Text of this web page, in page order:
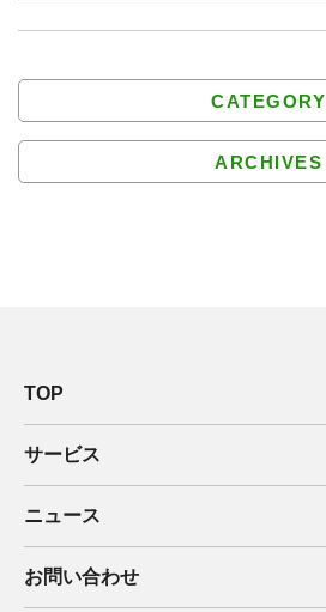
CATEGORY
ARCHIVES
TOP
サービス
ご家庭向け電力サービス
法人向け脱炭素サービス
ニュース
2025年
お問い合わせ